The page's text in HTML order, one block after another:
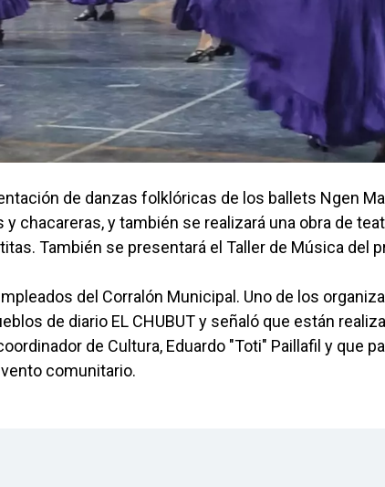
de danzas folklóricas de los ballets Ngen
chacareras, y también se realizará una obra de
También se presentará el Taller de Música del
del Corralón Municipal. Uno de los
de diario EL CHUBUT y señaló que están
de Cultura, Eduardo "Toti" Paillafil y que
comunitario.